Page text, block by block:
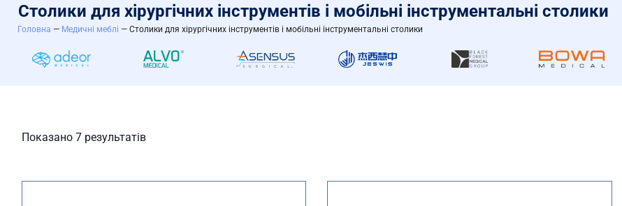
Столики для хірургічних інструментів і мобільні інструментальні столики
Головна — Медичні меблі — Столики для хірургічних інструментів і мобільні інструментальні столики
Показано 7 результатів